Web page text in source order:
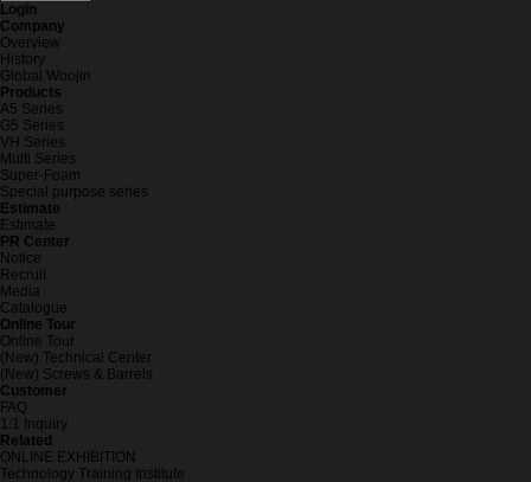
Login
Company
Overview
History
Global Woojin
Products
A5 Series
G5 Series
VH Series
Multi Series
Super-Foam
Special purpose series
Estimate
Estimate
PR Center
Notice
Recruit
Media
Catalogue
Online Tour
Online Tour
(New) Technical Center
(New) Screws & Barrels
Customer
FAQ
1:1 Inquiry
Related
ONLINE EXHIBITION
Technology Training Institute